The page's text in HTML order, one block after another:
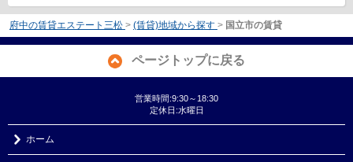
府中の賃貸エステート三松 > (賃貸)地域から探す > 国立市の賃貸
ページトップに戻る
営業時間:9:30～18:30
定休日:水曜日
ホーム